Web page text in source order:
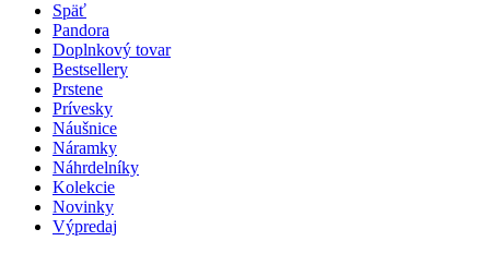
Späť
Pandora
Doplnkový tovar
Bestsellery
Prstene
Prívesky
Náušnice
Náramky
Náhrdelníky
Kolekcie
Novinky
Výpredaj